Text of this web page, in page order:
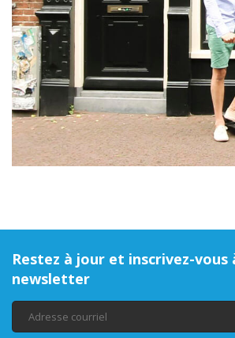
Restez à jour et inscrivez-vous
newsletter